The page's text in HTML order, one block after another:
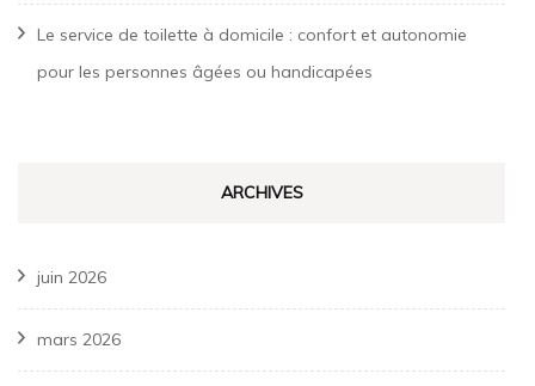
Le service de toilette à domicile : confort et autonomie
pour les personnes âgées ou handicapées
ARCHIVES
juin 2026
mars 2026